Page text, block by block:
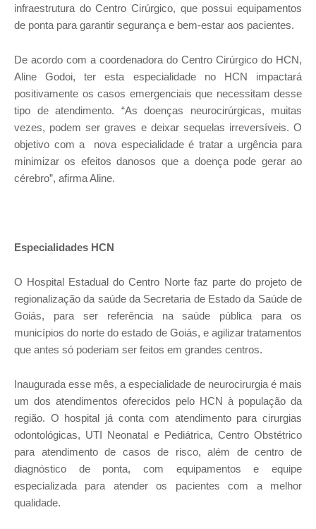
infraestrutura do Centro Cirúrgico, que possui equipamentos
de ponta para garantir segurança e bem-estar aos pacientes.
De acordo com a coordenadora do Centro Cirúrgico do HCN,
Aline Godoi, ter esta especialidade no HCN impactará
positivamente os casos emergenciais que necessitam desse
tipo de atendimento. “As doenças neurocirúrgicas, muitas
vezes, podem ser graves e deixar sequelas irreversíveis. O
objetivo com a nova especialidade é tratar a urgência para
minimizar os efeitos danosos que a doença pode gerar ao
cérebro”, afirma Aline.
Especialidades HCN
O Hospital Estadual do Centro Norte faz parte do projeto de
regionalização da saúde da Secretaria de Estado da Saúde de
Goiás, para ser referência na saúde pública para os
municípios do norte do estado de Goiás, e agilizar tratamentos
que antes só poderiam ser feitos em grandes centros.
Inaugurada esse mês, a especialidade de neurocirurgia é mais
um dos atendimentos oferecidos pelo HCN à população da
região. O hospital já conta com atendimento para cirurgias
odontológicas, UTI Neonatal e Pediátrica, Centro Obstétrico
para atendimento de casos de risco, além de centro de
diagnóstico de ponta, com equipamentos e equipe
especializada para atender os pacientes com a melhor
qualidade.